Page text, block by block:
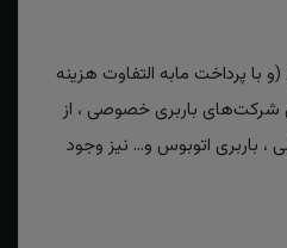
پرداخت مابه التفاوت هزینه
شرکت‌های باربری خصوصی ، از
، باربری اتوبوس و... نیز وجود